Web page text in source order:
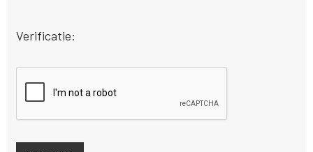
Verificatie: